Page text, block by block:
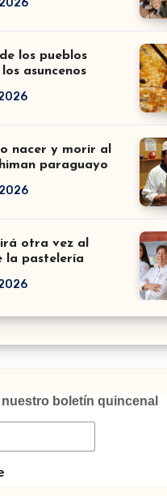
los pueblos
asuncenos
nacer y morir al
paraguayo
otra vez al
la pastelería
boletín quincenal